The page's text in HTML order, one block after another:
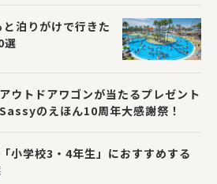
と泊りがけで行きた
選
ウトドアワゴンが当たるプレゼント
のえほん10周年大感謝祭！
小学校3・4年生」におすすめする